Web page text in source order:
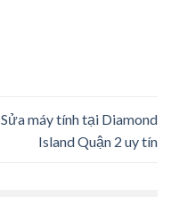
Sửa máy tính tại Diamond
Island Quận 2 uy tín